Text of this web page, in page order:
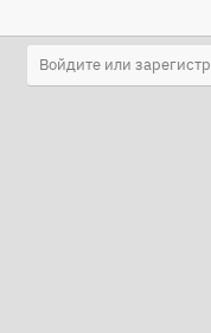
Войдите или